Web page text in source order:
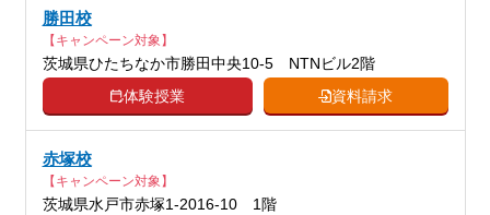
勝田校
【キャンペーン対象】
茨城県ひたちなか市勝田中央10-5 NTNビル2階
体験授業
資料請求
赤塚校
【キャンペーン対象】
茨城県水戸市赤塚1-2016-10 1階